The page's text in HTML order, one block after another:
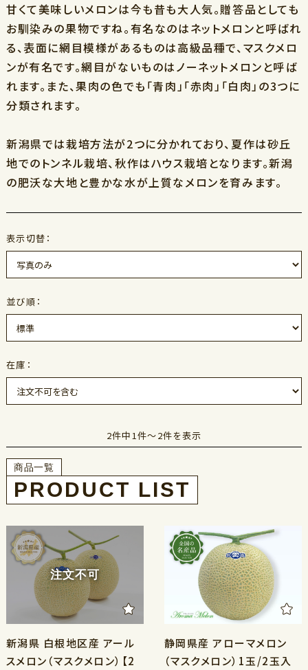
甘くて美味しいメロンは今も昔も大人気。贈答品としても
お馴染みの果物ですね。有名なのはネットメロンと呼ばれ
る、表面に網目模様があるものは高級品種で、マスクメロ
ンが有名です。網目がないものはノーネットメロンと呼ば
れます。また、果肉の色でも「青肉」「赤肉」「白肉」の3つに
分類されます。
新潟県では栽培方法が2つに分かれており、夏作は砂丘
地でのトンネル栽培、秋作はハウス栽培となります。新潟
の肥沃な大地と豊かな水が上質なメロンを育みます。
表示切替：
並び順：
在庫：
2件中1件～2件を表示
商品一覧
注文不可
新潟県 白根地区産 アール
スメロン（マスクメロン）【2
静岡県産 アローマメロン
（マスクメロン）1玉/2玉入